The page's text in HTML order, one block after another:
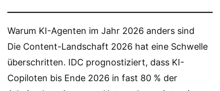
Warum KI-Agenten im Jahr 2026 anders sind
Die Content-Landschaft 2026 hat eine Schwelle
überschritten. IDC prognostiziert, dass KI-
Copiloten bis Ende 2026 in fast 80 % der